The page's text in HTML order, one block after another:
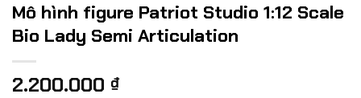
Mô hình figure Patriot Studio 1:12 Scale
Bio Lady Semi Articulation
2.200.000 ₫